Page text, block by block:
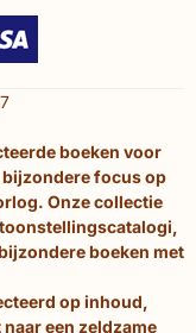
boeken voor
focus op
Onze collectie
boeken met
op inhoud,
een zeldzame